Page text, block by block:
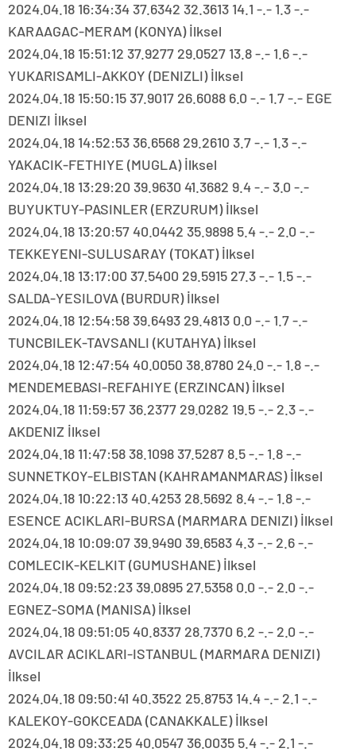
2024.04.18 16:34:34 37.6342 32.3613 14.1 -.- 1.3 -.-
KARAAGAC-MERAM (KONYA) İlksel
2024.04.18 15:51:12 37.9277 29.0527 13.8 -.- 1.6 -.-
YUKARISAMLI-AKKOY (DENIZLI) İlksel
2024.04.18 15:50:15 37.9017 26.6088 6.0 -.- 1.7 -.- EGE
DENIZI İlksel
2024.04.18 14:52:53 36.6568 29.2610 3.7 -.- 1.3 -.-
YAKACIK-FETHIYE (MUGLA) İlksel
2024.04.18 13:29:20 39.9630 41.3682 9.4 -.- 3.0 -.-
BUYUKTUY-PASINLER (ERZURUM) İlksel
2024.04.18 13:20:57 40.0442 35.9898 5.4 -.- 2.0 -.-
TEKKEYENI-SULUSARAY (TOKAT) İlksel
2024.04.18 13:17:00 37.5400 29.5915 27.3 -.- 1.5 -.-
SALDA-YESILOVA (BURDUR) İlksel
2024.04.18 12:54:58 39.6493 29.4813 0.0 -.- 1.7 -.-
TUNCBILEK-TAVSANLI (KUTAHYA) İlksel
2024.04.18 12:47:54 40.0050 38.8780 24.0 -.- 1.8 -.-
MENDEMEBASI-REFAHIYE (ERZINCAN) İlksel
2024.04.18 11:59:57 36.2377 29.0282 19.5 -.- 2.3 -.-
AKDENIZ İlksel
2024.04.18 11:47:58 38.1098 37.5287 8.5 -.- 1.8 -.-
SUNNETKOY-ELBISTAN (KAHRAMANMARAS) İlksel
2024.04.18 10:22:13 40.4253 28.5692 8.4 -.- 1.8 -.-
ESENCE ACIKLARI-BURSA (MARMARA DENIZI) İlksel
2024.04.18 10:09:07 39.9490 39.6583 4.3 -.- 2.6 -.-
COMLECIK-KELKIT (GUMUSHANE) İlksel
2024.04.18 09:52:23 39.0895 27.5358 0.0 -.- 2.0 -.-
EGNEZ-SOMA (MANISA) İlksel
2024.04.18 09:51:05 40.8337 28.7370 6.2 -.- 2.0 -.-
AVCILAR ACIKLARI-ISTANBUL (MARMARA DENIZI)
İlksel
2024.04.18 09:50:41 40.3522 25.8753 14.4 -.- 2.1 -.-
KALEKOY-GOKCEADA (CANAKKALE) İlksel
2024.04.18 09:33:25 40.0547 36.0035 5.4 -.- 2.1 -.-